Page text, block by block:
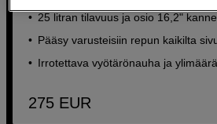
25 litran tilavuus ja osio 16,2"
Pääsy varusteisiin repun kaikilta
Irrotettava vyötärönauha ja
275 EUR